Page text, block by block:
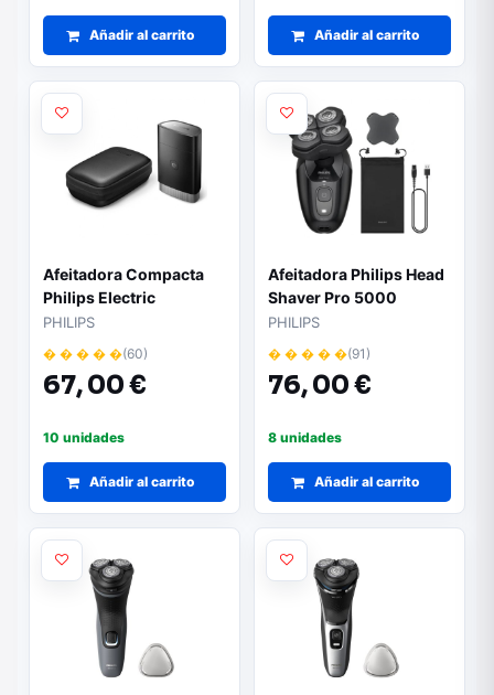
Añadir al carrito Añadir al carrito
Afeitadora Compacta
Philips Electric
Compact Shaver
PQ888/06/ con Batería/
2 Accesorios
PHILIPS
� � � � �(60)
67,00 €
10 unidades
Añadir al carrito
Afeitadora Philips Head
Shaver Pro 5000
Series/ con Batería
PHILIPS
� � � � �(91)
76,00 €
8 unidades
Añadir al carrito